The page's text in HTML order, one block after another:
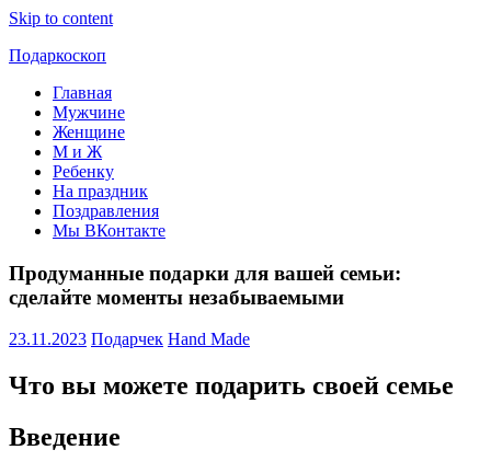
Skip to content
Подаркоскоп
Поможем
выбрать
подарить
Главная
Мужчине
Женщине
М и Ж
Ребенку
На праздник
Поздравления
Мы ВКонтакте
Продуманные подарки для вашей семьи:
сделайте моменты незабываемыми
23.11.2023 Подарчек Hand Made
Что вы можете подарить своей семье
Введение